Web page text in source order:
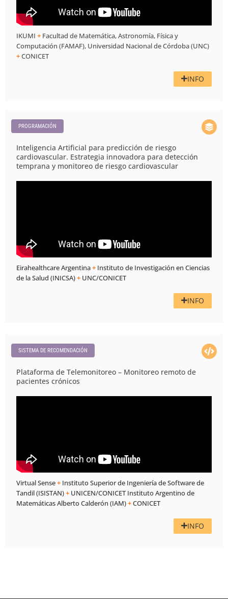
IKUMI + Facultad de Matemática, Astronomía, Física y
Computación (FAMAF), Universidad Nacional de Córdoba (UNC)
+CONICET
INFO
PROGRAMACIÓN
Inteligencia Artificial para predicción de riesgo
cardiovascular. Estrategia innovadora para detección
temprana y monitoreo de riesgo cardiovascular
Eirahealthcare Argentina+ Instituto de Investigación en Ciencias
de la Salud (INICSA)+ UNC/CONICET
INFO
SISTEMA DE RECOMENDACIÓN
Plataforma de Telemonitoreo – Monitoreo remoto de
pacientes crónicos
Virtual Sense+ Instituto Superior de Ingeniería de Software de
Tandil (ISISTAN)+ UNICEN/CONICET Instituto Argentino de
Matemáticas Alberto Calderón (IAM)+CONICET
INFO